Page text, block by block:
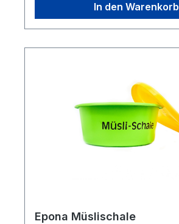
In den Warenkorb
Epona Müslischale